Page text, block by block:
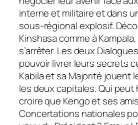
interne et militaire et dans
sous-régional explosif.
Kinshasa comme à
s’arrêter. Les deux
pouvoir livrer leurs secrets
Kabila et sa Majorité jouent
les deux capitales. Qui
croire que Kengo et ses
Concertations nationales